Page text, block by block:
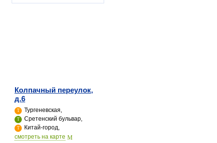
Колпачный переулок,
д.6
Тургеневская,
Сретенский бульвар,
Китай-город,
cмотреть на карте